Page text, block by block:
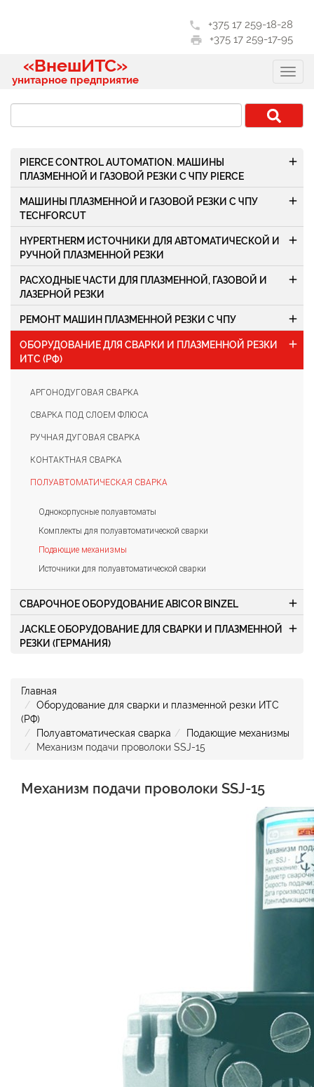
phone
+375 17 259-18-28
print
+375 17 259-17-95
«ВнешИТС»
унитарное предприятие
PIERCE CONTROL AUTOMATION. МАШИНЫ
ПЛАЗМЕННОЙ И ГАЗОВОЙ РЕЗКИ С ЧПУ PIERCE
add
МАШИНЫ ПЛАЗМЕННОЙ И ГАЗОВОЙ РЕЗКИ С ЧПУ
TECHFORCUT
add
HYPERTHERM ИСТОЧНИКИ ДЛЯ АВТОМАТИЧЕСКОЙ И
РУЧНОЙ ПЛАЗМЕННОЙ РЕЗКИ
add
РАСХОДНЫЕ ЧАСТИ ДЛЯ ПЛАЗМЕННОЙ, ГАЗОВОЙ И
ЛАЗЕРНОЙ РЕЗКИ
add
РЕМОНТ МАШИН ПЛАЗМЕННОЙ РЕЗКИ С ЧПУ add
ОБОРУДОВАНИЕ ДЛЯ СВАРКИ И ПЛАЗМЕННОЙ РЕЗКИ
ИТС (РФ)
add
АРГОНОДУГОВАЯ СВАРКА
СВАРКА ПОД СЛОЕМ ФЛЮСА
РУЧНАЯ ДУГОВАЯ СВАРКА
КОНТАКТНАЯ СВАРКА
ПОЛУАВТОМАТИЧЕСКАЯ СВАРКА
Однокорпусные полуавтоматы
Комплекты для полуавтоматической сварки
Подающие механизмы
Источники для полуавтоматической сварки
СВАРОЧНОЕ ОБОРУДОВАНИЕ ABICOR BINZEL add
JACKLE ОБОРУДОВАНИЕ ДЛЯ СВАРКИ И ПЛАЗМЕННОЙ
РЕЗКИ (ГЕРМАНИЯ)
add
Главная
Оборудование для сварки и плазменной резки ИТС
(РФ)
Полуавтоматическая сварка
Подающие механизмы
Механизм подачи проволоки SSJ-15
Механизм подачи проволоки SSJ-15